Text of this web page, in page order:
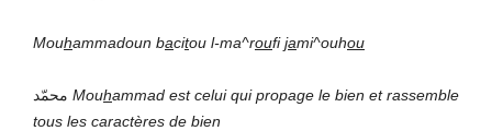
Mouhammadoun bacitou l-ma^roufijami^ouhou
Mouhammad est celui qui propage le bien et rassemble
tous les caractères de bien